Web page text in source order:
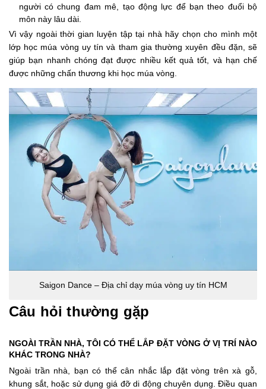
người có chung đam mê, tạo động lực để bạn theo đuổi bộ
môn này lâu dài.
Vì vậy ngoài thời gian luyện tập tại nhà hãy chọn cho mình một
lớp học múa vòng uy tín và tham gia thường xuyên đều đặn, sẽ
giúp bạn nhanh chóng đạt được nhiều kết quả tốt, và hạn chế
được những chấn thương khi học múa vòng.
Saigon Dance – Địa chỉ dạy múa vòng uy tín HCM
Câu hỏi thường gặp
NGOÀI TRẦN NHÀ, TÔI CÓ THỂ LẮP ĐẶT VÒNG Ở VỊ TRÍ NÀO
KHÁC TRONG NHÀ?
Ngoài trần nhà, bạn có thể cân nhắc lắp đặt vòng trên xà gỗ,
khung sắt, hoặc sử dụng giá đỡ di động chuyên dụng. Điều quan